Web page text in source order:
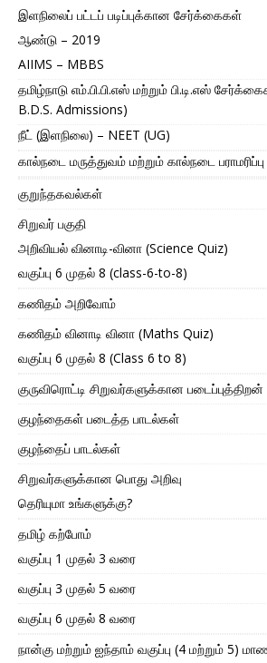
இளநிலைப் பட்டப் படிப்புக்கான சேர்க்கைகள்
ஆண்டு – 2019
AIIMS – MBBS
தமிழ்நாடு எம்.பி.பி.எஸ் மற்றும் பி.டி.எஸ்
B.D.S. Admissions)
நீட் (இளநிலை) – NEET (UG)
கால்நடை மருத்துவம் மற்றும் கால்நடை பராமரிப்பு
குறுந்தகவல்கள்
சிறுவர் பகுதி
அறிவியல் வினாடி-வினா (Science Quiz)
வகுப்பு 6 முதல் 8 (class-6-to-8)
கணிதம் அறிவோம்
கணிதம் வினாடி வினா (Maths Quiz)
வகுப்பு 6 முதல் 8 (Class 6 to 8)
குருவிரொட்டி சிறுவர்களுக்கான படைப்புத்திறன்
குழந்தைகள் படைத்த பாடல்கள்
குழந்தைப் பாடல்கள்
சிறுவர்களுக்கான பொது அறிவு
தெரியுமா உங்களுக்கு?
தமிழ் கற்போம்
வகுப்பு 1 முதல் 3 வரை
வகுப்பு 3 முதல் 5 வரை
வகுப்பு 6 முதல் 8 வரை
நான்கு மற்றும் ஐந்தாம் வகுப்பு (4 மற்றும் 5)